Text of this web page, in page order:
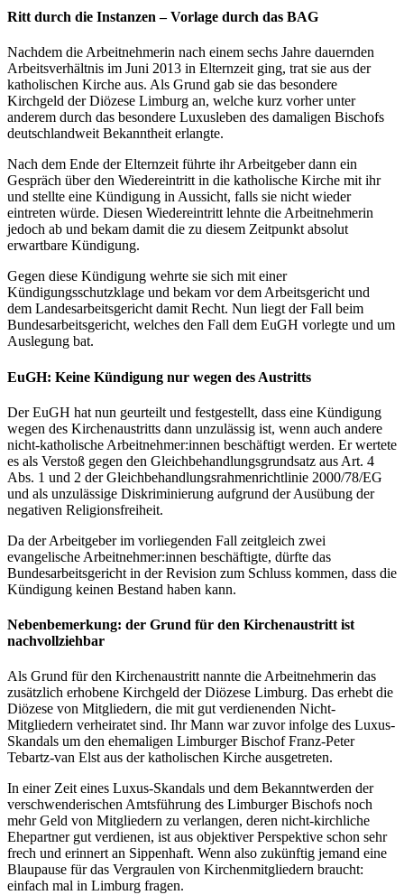
Ritt durch die Instanzen – Vorlage durch das BAG
Nachdem die Arbeitnehmerin nach einem sechs Jahre dauernden
Arbeitsverhältnis im Juni 2013 in Elternzeit ging, trat sie aus der
katholischen Kirche aus. Als Grund gab sie das besondere
Kirchgeld der Diözese Limburg an, welche kurz vorher unter
anderem durch das besondere Luxusleben des damaligen Bischofs
deutschlandweit Bekanntheit erlangte.
Nach dem Ende der Elternzeit führte ihr Arbeitgeber dann ein
Gespräch über den Wiedereintritt in die katholische Kirche mit ihr
und stellte eine Kündigung in Aussicht, falls sie nicht wieder
eintreten würde. Diesen Wiedereintritt lehnte die Arbeitnehmerin
jedoch ab und bekam damit die zu diesem Zeitpunkt absolut
erwartbare Kündigung.
Gegen diese Kündigung wehrte sie sich mit einer
Kündigungsschutzklage und bekam vor dem Arbeitsgericht und
dem Landesarbeitsgericht damit Recht. Nun liegt der Fall beim
Bundesarbeitsgericht, welches den Fall dem EuGH vorlegte und um
Auslegung bat.
EuGH: Keine Kündigung nur wegen des Austritts
Der EuGH hat nun geurteilt und festgestellt, dass eine Kündigung
wegen des Kirchenaustritts dann unzulässig ist, wenn auch andere
nicht-katholische Arbeitnehmer:innen beschäftigt werden. Er wertete
es als Verstoß gegen den Gleichbehandlungsgrundsatz aus Art. 4
Abs. 1 und 2 der Gleichbehandlungsrahmenrichtlinie 2000/78/EG
und als unzulässige Diskriminierung aufgrund der Ausübung der
negativen Religionsfreiheit.
Da der Arbeitgeber im vorliegenden Fall zeitgleich zwei
evangelische Arbeitnehmer:innen beschäftigte, dürfte das
Bundesarbeitsgericht in der Revision zum Schluss kommen, dass die
Kündigung keinen Bestand haben kann.
Nebenbemerkung: der Grund für den Kirchenaustritt ist
nachvollziehbar
Als Grund für den Kirchenaustritt nannte die Arbeitnehmerin das
zusätzlich erhobene Kirchgeld der Diözese Limburg. Das erhebt die
Diözese von Mitgliedern, die mit gut verdienenden Nicht-
Mitgliedern verheiratet sind. Ihr Mann war zuvor infolge des Luxus-
Skandals um den ehemaligen Limburger Bischof Franz-Peter
Tebartz-van Elst aus der katholischen Kirche ausgetreten.
In einer Zeit eines Luxus-Skandals und dem Bekanntwerden der
verschwenderischen Amtsführung des Limburger Bischofs noch
mehr Geld von Mitgliedern zu verlangen, deren nicht-kirchliche
Ehepartner gut verdienen, ist aus objektiver Perspektive schon sehr
frech und erinnert an Sippenhaft. Wenn also zukünftig jemand eine
Blaupause für das Vergraulen von Kirchenmitgliedern braucht:
einfach mal in Limburg fragen.